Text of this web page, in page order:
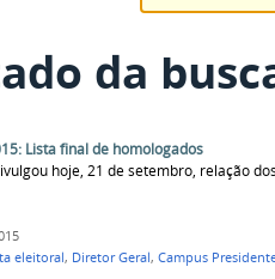
da
Lista final de homologados
hoje, 21 de setembro, relação
eleitoral, Diretor Geral, Campus